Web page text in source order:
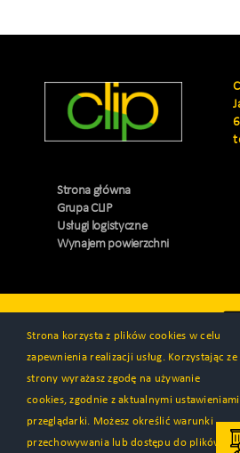
Strona główna
Grupa CLIP
Usługi logistyczne
Wynajem powierzchni
© Wszystkie prawa zastrzeżone 2000 -
Wykonanie
Strona korzysta z plików cookies w celu
zapewnienia realizacji usług. Korzystając ze
strony wyrażasz zgodę na używanie
cookies, zgodnie z aktualnymi ustawieniami
przeglądarki. Możesz określić warunki
przechowywania lub dostępu do plików